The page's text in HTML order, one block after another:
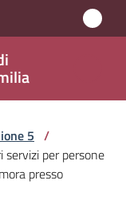
5 /
per persone
presso